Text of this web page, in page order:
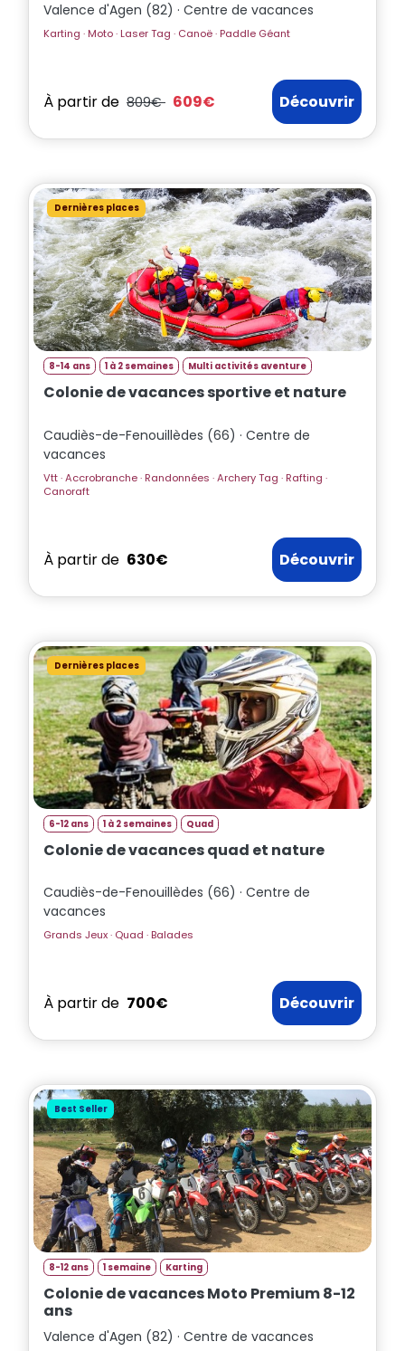
Valence d'Agen (82) · Centre de vacances
Karting · Moto · Laser Tag · Canoë · Paddle Géant
À partir de 809€ 609€ Découvrir
Dernières places
8-14 ans 1 à 2 semaines Multi activités aventure
Colonie de vacances sportive et nature
Caudiès-de-Fenouillèdes (66) · Centre de
vacances
Vtt · Accrobranche · Randonnées · Archery Tag · Rafting ·
Canoraft
À partir de 630€ Découvrir
Dernières places
6-12 ans 1 à 2 semaines Quad
Colonie de vacances quad et nature
Caudiès-de-Fenouillèdes (66) · Centre de
vacances
Grands Jeux · Quad · Balades
À partir de 700€ Découvrir
Best Seller
8-12 ans 1 semaine Karting
Colonie de vacances Moto Premium 8-12
ans
Valence d'Agen (82) · Centre de vacances